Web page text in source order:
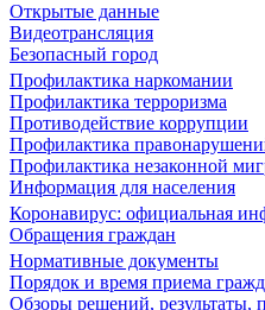
Открытые данные
Видеотрансляция
Безопасный город
Профилактика наркомании
Профилактика терроризма
Противодействие коррупции
Профилактика
Профилактика незаконной
Информация для населения
Коронавирус: официальная
Обращения граждан
Нормативные документы
Порядок и время приема
Обзоры решений, результаты,